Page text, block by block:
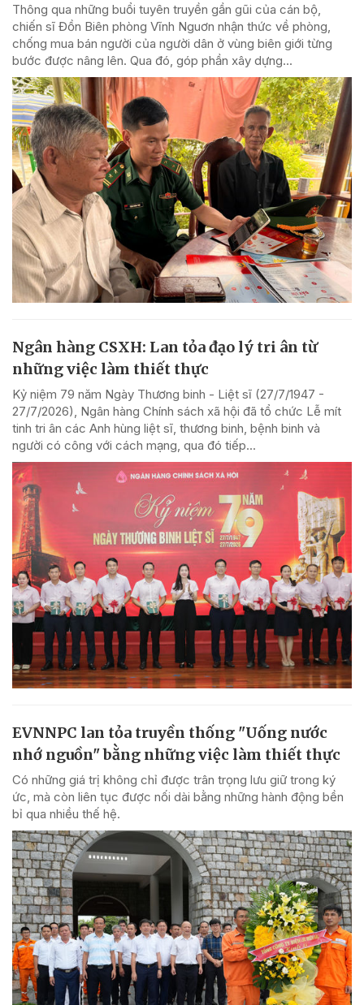
Thông qua những buổi tuyên truyền gần gũi của cán bộ,
chiến sĩ Đồn Biên phòng Vĩnh Nguơn nhận thức về phòng,
chống mua bán người của người dân ở vùng biên giới từng
bước được nâng lên. Qua đó, góp phần xây dựng...
Ngân hàng CSXH: Lan tỏa đạo lý tri ân từ
những việc làm thiết thực
Kỷ niệm 79 năm Ngày Thương binh - Liệt sĩ (27/7/1947 -
27/7/2026), Ngân hàng Chính sách xã hội đã tổ chức Lễ mít
tinh tri ân các Anh hùng liệt sĩ, thương binh, bệnh binh và
người có công với cách mạng, qua đó tiếp...
EVNNPC lan tỏa truyền thống "Uống nước
nhớ nguồn" bằng những việc làm thiết thực
Có những giá trị không chỉ được trân trọng lưu giữ trong ký
ức, mà còn liên tục được nối dài bằng những hành động bền
bỉ qua nhiều thế hệ.